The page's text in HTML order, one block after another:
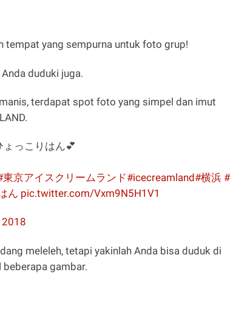
tempat yang sempurna untuk foto grup!
duduki juga.
terdapat spot foto yang simpel dan imut
っこりはん💕
東京アイスクリームランド#icecreamland#横浜 #
ん pic.twitter.com/Vxm9N5H1V1
2018
meleleh, tetapi yakinlah Anda bisa duduk di
gambar.